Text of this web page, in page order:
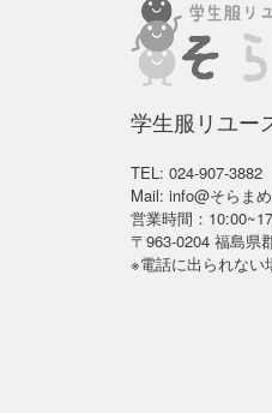
学生服リユー
TEL: 024-907-3882
Mail: info@そらま
営業時間：
〒963-0204 福島県
※電話に出られない